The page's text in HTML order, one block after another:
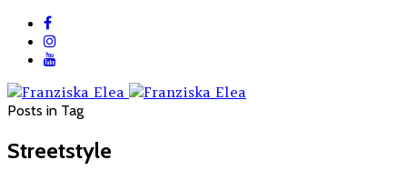
Posts in Tag
Streetstyle